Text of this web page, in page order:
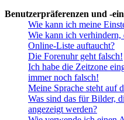
Benutzerpräferenzen und -
Wie kann ich meine
Wie kann ich verhindern,
Online-Liste auftaucht?
Die Forenuhr geht falsch!
Ich habe die Zeitzone
immer noch falsch!
Meine Sprache steht auf
Was sind das für Bilder,
angezeigt werden?